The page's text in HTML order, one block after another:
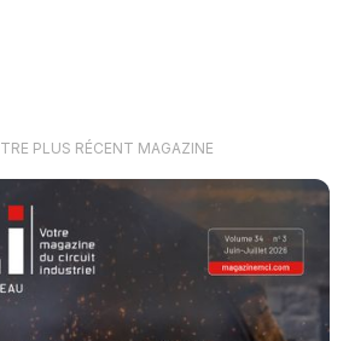
PLUS RÉCENT MAGAZINE